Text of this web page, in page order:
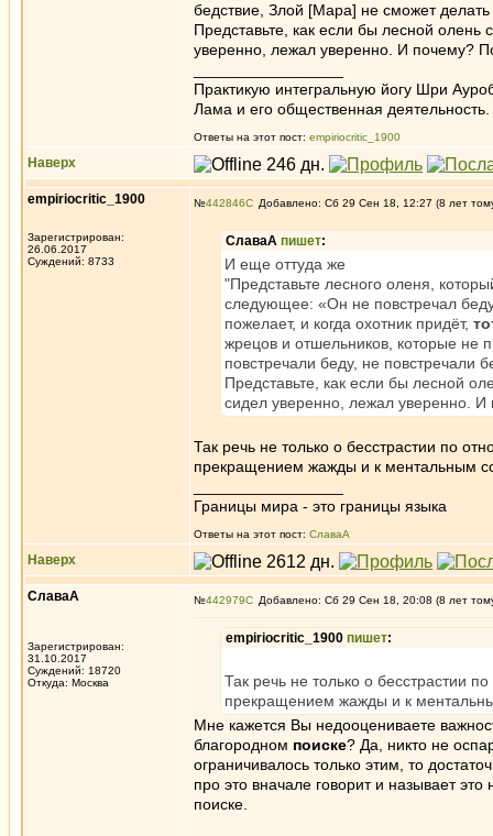
бедствие, Злой [Мара] не сможет
Представьте, как если бы лесной
уверенно, лежал уверенно. И почему?
Практикую интегральную йогу Шри
Лама и его общественная деятельность.
Ответы на этот пост: empiriocritic_1900
Наверх
empiriocritic_1900
Зарегистрирован:
26.06.2017
Суждений: 8733
№442846 Добавлено: Сб 29 Сен 18, 12:27 (8 лет
СлаваА пишет:
И еще оттуда же
"Представьте лесного оленя,
следующее: «Он не повстречал
пожелает, и когда охотник придёт,
жрецов и отшельников, которые не
повстречали беду, не повстречали
Представьте, как если бы лесной
сидел уверенно, лежал уверенно. И
Так речь не только о бесстрастии по
прекращением жажды и к ментальным
Границы мира - это границы языка
Ответы на этот пост: СлаваА
Наверх
СлаваА
Зарегистрирован:
31.10.2017
Суждений: 18720
Откуда: Москва
№442979 Добавлено: Сб 29 Сен 18, 20:08 (8 лет
empiriocritic_1900 пишет:
Так речь не только о бесстрастии
прекращением жажды и к
Мне кажется Вы недооцениваете
благородном поиске? Да, никто не
ограничивалось только этим, то
про это вначале говорит и называет
поиске.